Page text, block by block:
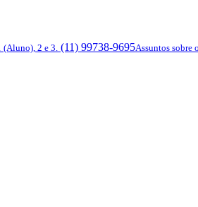
(Aluno), 2 e 3. (11) 99738-9695Assuntos sobre